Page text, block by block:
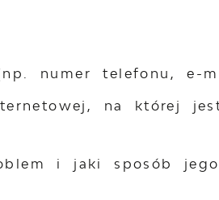
numer telefonu, e-
na której
i jaki sposób